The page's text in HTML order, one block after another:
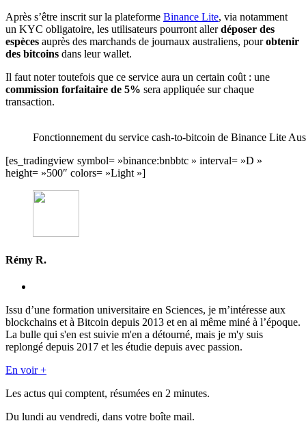
Après s’être inscrit sur la plateforme Binance Lite, via notamment
un KYC obligatoire, les utilisateurs pourront allerdéposer des
espèces auprès des marchands de journaux australiens, pourobtenir
des bitcoins dans leur wallet.
Il faut noter toutefois que ce service aura un certain coût : une
commission forfaitaire de 5% sera appliquée sur chaque
transaction.
Fonctionnement du service cash-to-bitcoin de Binance Lite
[es_tradingview symbol= »binance:bnbbtc » interval= »D »
height= »500″ colors= »Light »]
Rémy R.
Issu d’une formation universitaire en Sciences, je m’intéresse aux
blockchains et à Bitcoin depuis 2013 et en ai même miné à l’époque.
La bulle qui s'en est suivie m'en a détourné, mais je m'y suis
replongé depuis 2017 et les étudie depuis avec passion.
En voir +
Les actus qui comptent, résumées en 2 minutes.
Du lundi au vendredi, dans votre boîte mail.